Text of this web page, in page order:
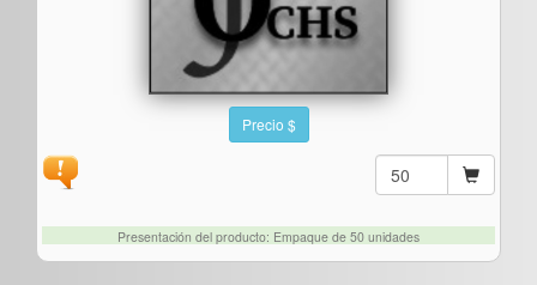
Precio $
Presentación del producto: Empaque de 50 unidades